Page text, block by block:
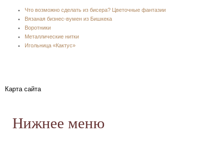
Что возможно сделать из бисера? Цветочные фантазии
Вязаная бизнес-вумен из Бишкека
Воротники
Металлические нитки
Игольница «Кактус»
Карта сайта
Нижнее меню